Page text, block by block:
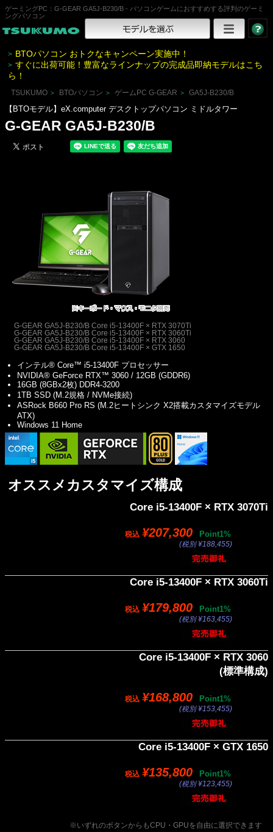
ゲーミングPC：G-GEAR GA5J-B230/B - パソコンゲームにおすすめする評判のゲーミ
ングパソコン
> BTOパソコン おトクなキャンペーン実施中！
> すぐに出荷可能！豊富なラインナップの完成品即納モデルはこち
ら！
TSUKUMO > BTOパソコン > ゲームPC G-GEAR > GA5J-B230/B
【BTOモデル】eX.computer デスクトップパソコン ミドルタワー
G-GEAR GA5J-B230/B
G-GEAR GA5J-B230/B Core i5-13400F × RTX 3070Ti
G-GEAR GA5J-B230/B Core i5-13400F × RTX 3060Ti
G-GEAR GA5J-B230/B Core i5-13400F × RTX 3060
G-GEAR GA5J-B230/B Core i5-13400F × GTX 1650
インテル® Core™ i5-13400F プロセッサー
NVIDIA® GeForce RTX™ 3060 / 12GB (GDDR6)
16GB (8GBx2枚) DDR4-3200
1TB SSD (M.2規格 / NVMe接続)
ASRock B660 Pro RS (M.2ヒートシンク X2搭載カスタマイズモデル
ATX)
Windows 11 Home
オススメカスタマイズ構成
Core i5-13400F × RTX 3070Ti
税込 ¥207,300 Point1%
(税別 ¥188,455)
Core i5-13400F × RTX 3060Ti
税込 ¥179,800 Point1%
(税別 ¥163,455)
Core i5-13400F × RTX 3060
(標準構成)
税込 ¥168,800 Point1%
(税別 ¥153,455)
Core i5-13400F × GTX 1650
税込 ¥135,800 Point1%
(税別 ¥123,455)
※いずれのボタンからもCPU・GPUを自由に選択できます